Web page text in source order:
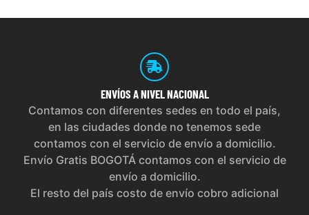
ENVÍOS A NIVEL NACIONAL
Contamos con diferentes sedes en todo el país,
en las ciudades donde no tenemos sede
contamos con el servicio de envío a domicilio.
Envío Gratis BOGOTÁ contamos con el servicio de
envío a domicilio.
El resto del país costo de envío cobro adicional